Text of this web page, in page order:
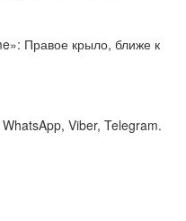
Правое крыло, ближе к
Viber, Telegram.